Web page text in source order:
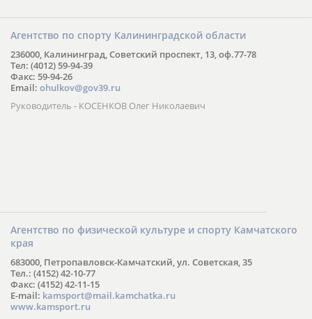
Агентство по спорту Калининградской области
236000, Калининград, Советский проспект, 13, оф.77-78
Тел: (4012) 59-94-39
Факс: 59-94-26
Email: ohulkov@gov39.ru
Руководитель - КОСЕНКОВ Олег Николаевич
Агентство по физической культуре и спорту Камчатского
края
683000, Петропавловск-Камчатский, ул. Советская, 35
Тел.: (4152) 42-10-77
Факс: (4152) 42-11-15
E-mail: kamsport@mail.kamchatka.ru
www.kamsport.ru